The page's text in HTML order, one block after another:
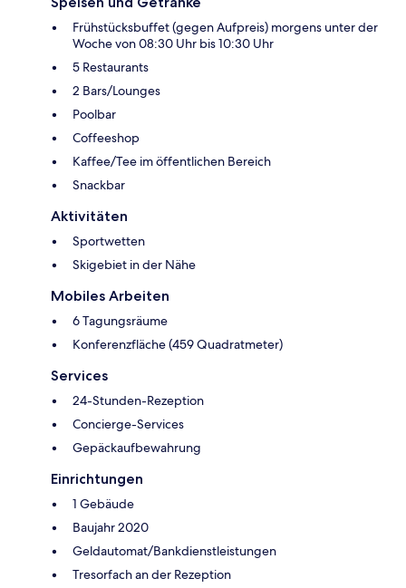
Frühstücksbuffet (gegen Aufpreis) morgens unter der
Woche von 08:30 Uhr bis 10:30 Uhr
5 Restaurants
2 Bars/Lounges
Poolbar
Coffeeshop
Kaffee/Tee im öffentlichen Bereich
Snackbar
Aktivitäten
Sportwetten
Skigebiet in der Nähe
Mobiles Arbeiten
6 Tagungsräume
Konferenzfläche (459 Quadratmeter)
Services
24-Stunden-Rezeption
Concierge-Services
Gepäckaufbewahrung
Einrichtungen
1 Gebäude
Baujahr 2020
Geldautomat/Bankdienstleistungen
Tresorfach an der Rezeption